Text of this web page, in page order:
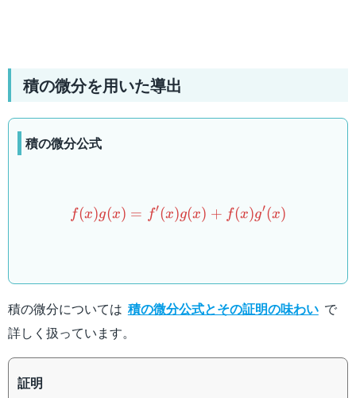
積の微分を用いた導出
積の微分公式
f(x)g(x) = f′(x)g(x) + f(x)g′(x)
積の微分については 積の微分公式とその証明の味わい で
詳しく扱っています。
証明